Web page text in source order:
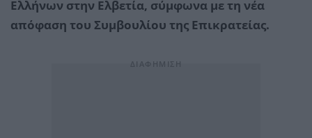
Ελλήνων στην Ελβετία, σύμφωνα με τη νέα
απόφαση του Συμβουλίου της Επικρατείας.